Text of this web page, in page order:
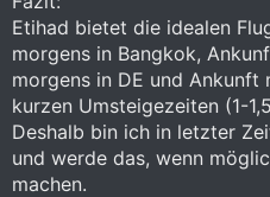
Etihad bietet die idealen
morgens in Bangkok,
morgens in DE und Ankunft
kurzen Umsteigezeiten (1-
Deshalb bin ich in letzter
und werde das, wenn
machen.